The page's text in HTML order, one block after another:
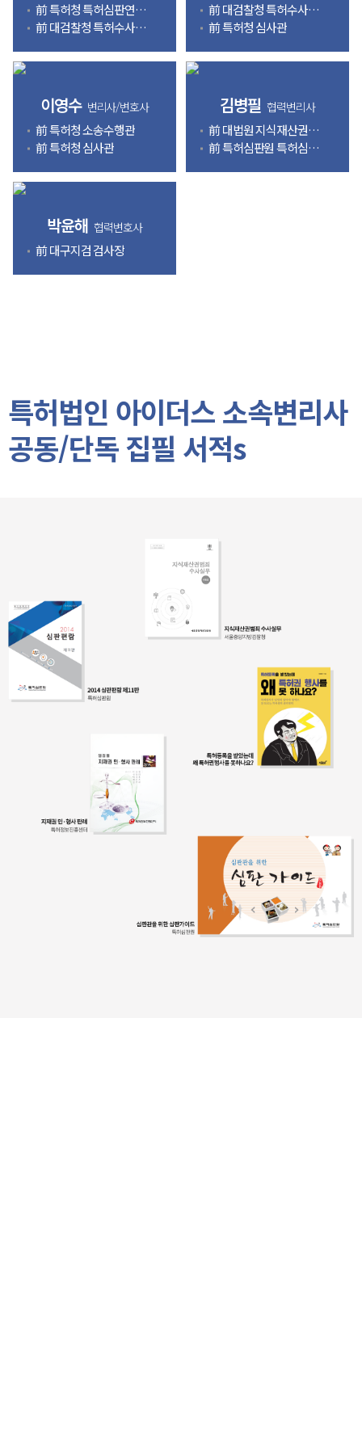
前 특허청 특허심판연구관
前 대검찰청 특허수사자문관
前 대검찰청 특허수사자문관
前 특허청 심사관
이영수 변리사/변호사
前 특허청 소송수행관
前 특허청 심사관
김병필 협력변리사
前 대법원 지식재산권조 기술서기관
前 특허심판원 특허심판관
박윤해 협력변호사
前 대구지검 검사장
특허법인 아이더스 소속변리사
공동/단독 집필 서적s